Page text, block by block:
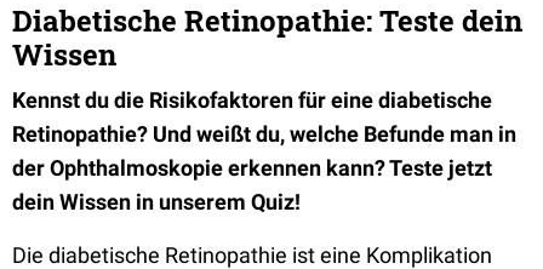
Diabetische Retinopathie: Teste dein
Wissen
Kennst du die Risikofaktoren für eine diabetische
Retinopathie? Und weißt du, welche Befunde man in
derOphthalmoskopieerkennen kann? Teste jetzt
dein Wissen in unserem Quiz!
Die diabetische Retinopathie ist eine Komplikation